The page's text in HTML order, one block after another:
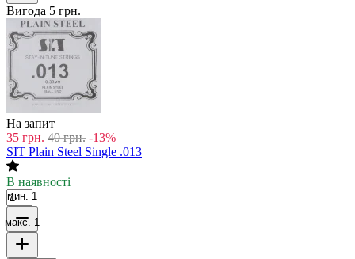
Вигода 5 грн.
На запит
35 грн. 40 грн. -13%
SIT Plain Steel Single .013
В наявності
мин. 1
макс. 1